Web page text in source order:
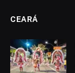
CEARÁ